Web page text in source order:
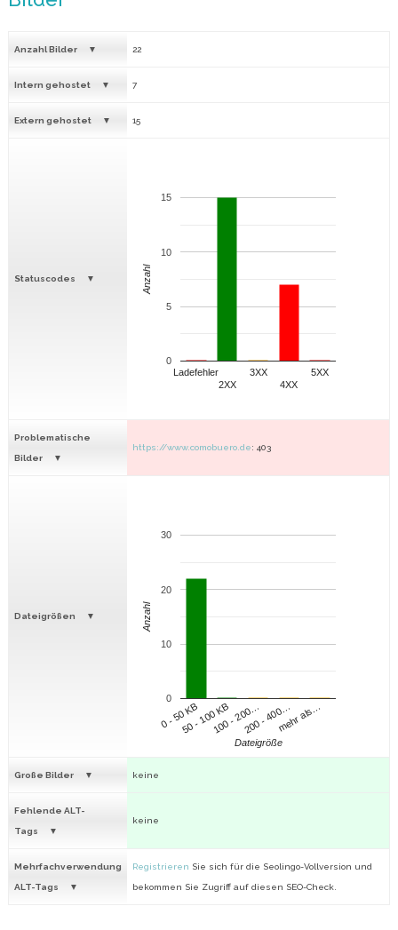
Anzahl Bilder 22
Intern gehostet 7
Extern gehostet 15
Statuscodes
Ladefehler
2XX
3XX
4XX
5XX
0
5
10
15
Anzahl
Problematische
Bilder
https://www.comobuero.de: 403
Dateigrößen
0 - 50 KB50 - 100 KB100 - 200…200 - 400…mehr als…
0
10
20
30
Dateigröße
Anzahl
Große Bilder keine
Fehlende ALT-
Tags
keine
Mehrfachverwendung
ALT-Tags
Registrieren Sie sich für die Seolingo-Vollversion und
bekommen Sie Zugriff auf diesen SEO-Check.